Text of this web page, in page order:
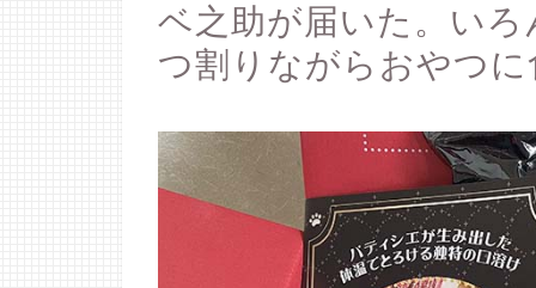
ベ之助が届いた。い
つ割りながらおやつ